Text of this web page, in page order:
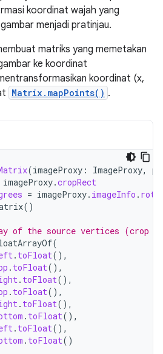
koordinat wajah yang
menjadi pratinjau.
matriks yang memetakan
ke koordinat
koordinat (x,
Matrix.mapPoints() .
(imageProxy : ImageProxy,
imageProxy.cropRect
= imageProxy. imageInfo .
()
of the source vertices (crop
(
. toFloat(),
. toFloat(),
. toFloat(),
. toFloat(),
. toFloat(),
. toFloat(),
. toFloat(),
. toFloat()